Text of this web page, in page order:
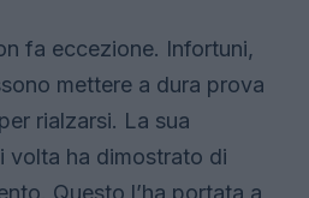
fa eccezione. Infortuni,
mettere a dura prova
rialzarsi. La sua
volta ha dimostrato di